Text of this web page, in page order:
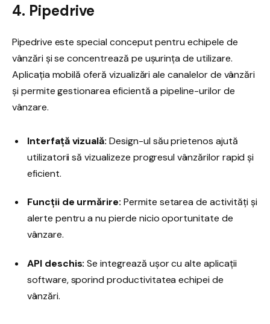
4. Pipedrive
Pipedrive este special conceput pentru echipele de
vânzări și se concentrează pe ușurința de utilizare.
Aplicația mobilă oferă vizualizări ale canalelor de vânzări
și permite gestionarea eficientă a pipeline-urilor de
vânzare.
Interfață vizuală: Design-ul său prietenos ajută
utilizatorii să vizualizeze progresul vânzărilor rapid și
eficient.
Funcții de urmărire: Permite setarea de activități și
alerte pentru a nu pierde nicio oportunitate de
vânzare.
API deschis: Se integrează ușor cu alte aplicații
software, sporind productivitatea echipei de
vânzări.